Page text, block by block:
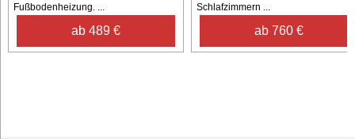
Fußbodenheizung. ...
ab 489 €
Schlafzimmern ...
ab 760 €